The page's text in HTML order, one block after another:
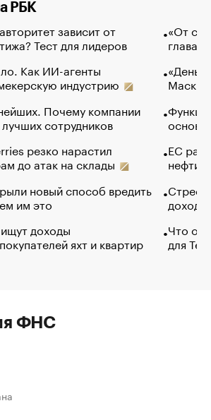
РБК
зависит от
Тест для лидеров
Как ИИ-агенты
индустрию
Почему компании
сотрудников
резко нарастил
до атак на склады
новый способ вредить
им это
доходы
яхт и квартир
«От
глава
Маск в
основ
ЕС
нефти
Что
для
ФНС